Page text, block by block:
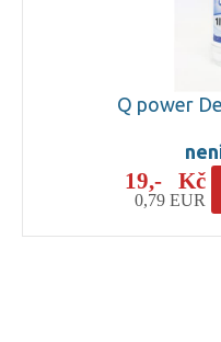
Q power
19,- Kč
0,79 EUR